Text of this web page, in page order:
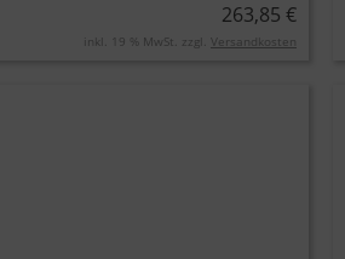
263,85 €
inkl. 19 % MwSt. zzgl. Versandkosten